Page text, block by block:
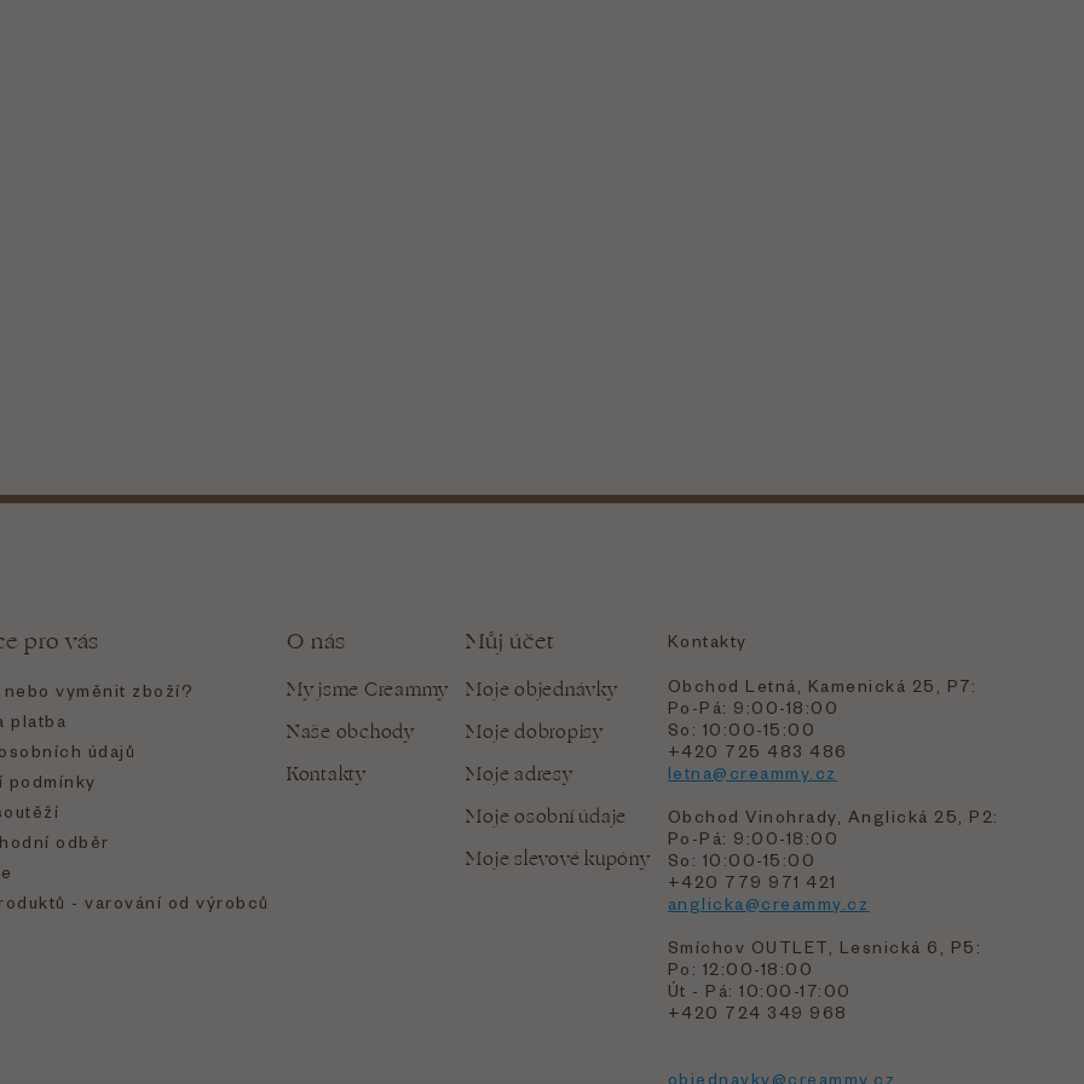
pro vás
vyměnit zboží?
platba
údajů
podmínky
odběr
- varování od výrobců
O nás
My jsme Creammy
Naše obchody
Kontakty
Můj účet
Moje objednávky
Moje dobropisy
Moje adresy
Moje osobní údaje
Moje slevové kupóny
Kontakty
Obchod Letná, Kamenická 25, P7:
Po-Pá: 9:00-18:00
So: 10:00-15:00
+420 725 483 486
letna@creammy.cz
Obchod Vinohrady, Anglická 25, P2:
Po-Pá: 9:00-18:00
So: 10:00-15:00
+420 779 971 421
anglicka@creammy.cz
Smíchov OUTLET, Lesnická 6, P5:
Po: 12:00-18:00
Út - Pá: 10:00-17:00
+420 724 349 968
objednavky@creammy.cz